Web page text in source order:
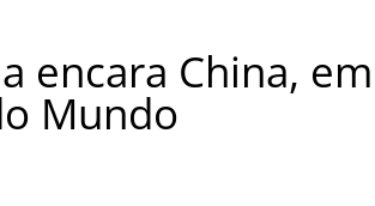
encara China,
Mundo